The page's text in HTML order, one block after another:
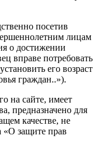
посетив
лицам
о достижении
вправе потребовать
его возраст
граждан..»).
на сайте, имеет
предназначено для
качестве, не
«О защите прав